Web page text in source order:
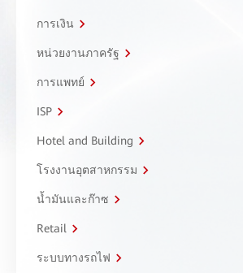
การเงิน
หน่วยงานภาครัฐ
การแพทย์
ISP
Hotel and Building
โรงงานอุตสาหกรรม
น้ำมันและก๊าซ
Retail
ระบบทางรถไฟ